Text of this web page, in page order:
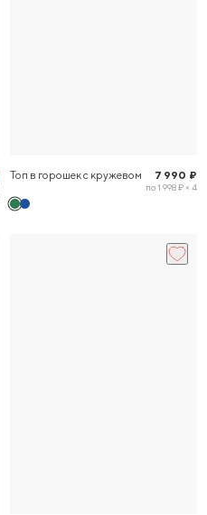
Топ в горошек с кружевом 7 990 ₽
по 1 998 ₽ × 4